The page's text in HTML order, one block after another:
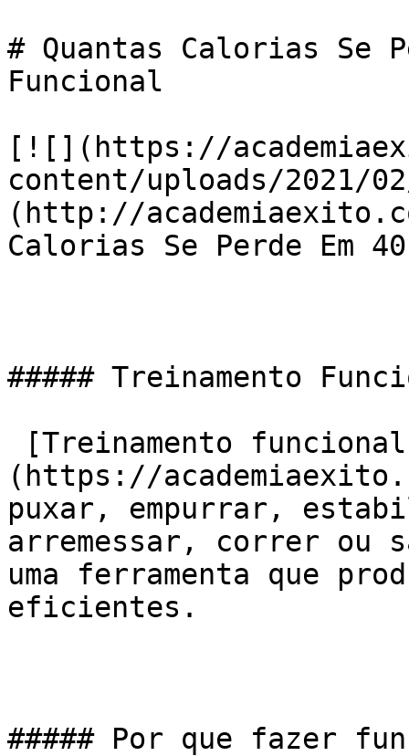
# Quantas Calorias Se
Funcional
[![](https://
content/uploads/2021/
(http://
Calorias Se Perde Em
##### Treinamento
(https://
puxar, empurrar,
arremessar, correr ou
uma ferramenta que
eficientes.
##### Por que fazer